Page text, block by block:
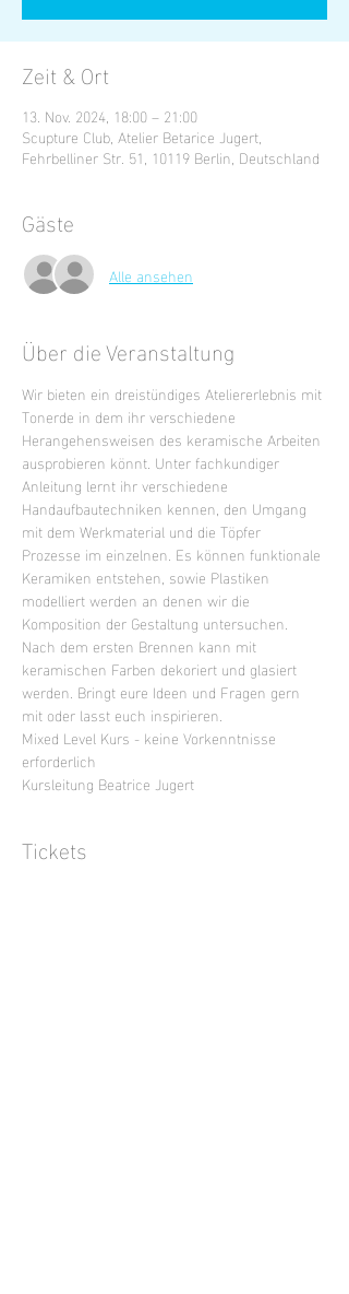
Zeit & Ort
13. Nov. 2024, 18:00 – 21:00
Scupture Club, Atelier Betarice Jugert,
Fehrbelliner Str. 51, 10119 Berlin, Deutschland
Gäste
Alle ansehen
Über die Veranstaltung
Wir bieten ein dreistündiges Ateliererlebnis mit
Tonerde in dem ihr verschiedene
Herangehensweisen des keramische Arbeiten
ausprobieren könnt. Unter fachkundiger
Anleitung lernt ihr verschiedene
Handaufbautechniken kennen, den Umgang
mit dem Werkmaterial und die Töpfer
Prozesse im einzelnen. Es können funktionale
Keramiken entstehen, sowie Plastiken
modelliert werden an denen wir die
Komposition der Gestaltung untersuchen.
Nach dem ersten Brennen kann mit
keramischen Farben dekoriert und glasiert
werden. Bringt eure Ideen und Fragen gern
mit oder lasst euch inspirieren.
Mixed Level Kurs - keine Vorkenntnisse
erforderlich
Kursleitung Beatrice Jugert
Tickets